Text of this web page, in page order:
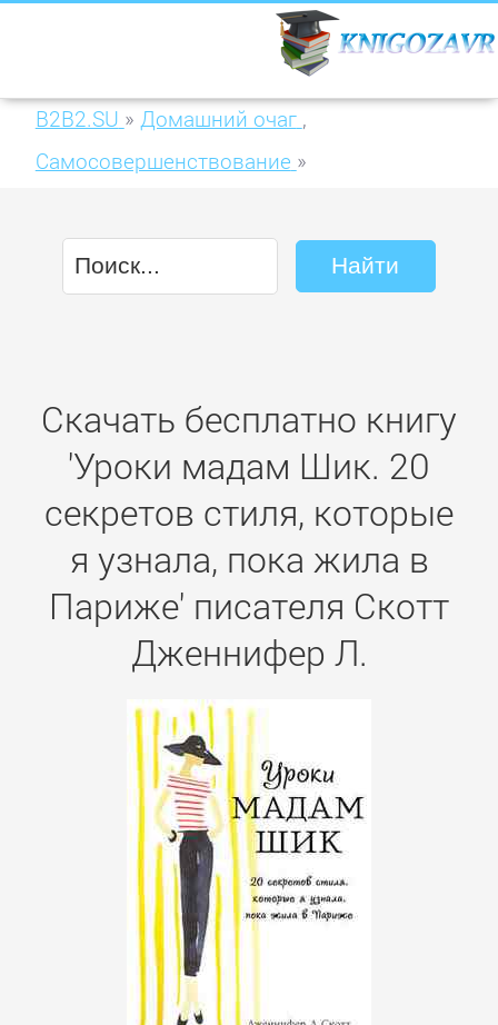
B2B2.SU » Домашний очаг ,
Самосовершенствование »
которые я узнала, пока жила в Париже
Скачать бесплатно книгу
'Уроки мадам Шик. 20
секретов стиля, которые
я узнала, пока жила в
Париже' писателя Скотт
Дженнифер Л.